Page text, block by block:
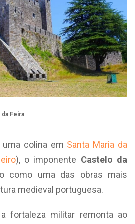
da Feira
uma colina em Santa Maria da
), o imponente Castelo da
como uma das obras mais
medieval portuguesa.
fortaleza militar remonta ao